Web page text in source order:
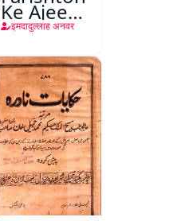
Ke Ajeeb
Halat
इमदादुल्लाह अनवर